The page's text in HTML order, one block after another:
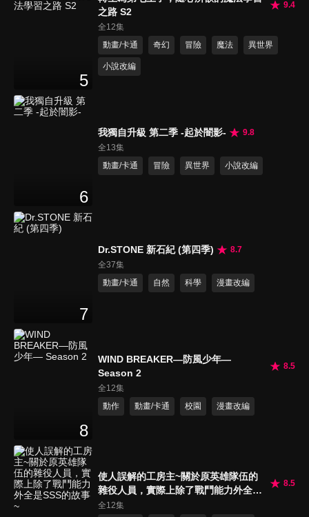
5
之路 S2
9.4
全12集
動畫/卡通
奇幻 冒險 魔法 異世界
小說改編
6
我獨自升級 第二季 -起於闇影-
9.8
全13集
動畫/卡通
冒險 異世界 小說改編
7
Dr.STONE 新石紀 (第四季)
8.7
全37集
動畫/卡通
自然 科學 漫畫改編
8
WIND BREAKER—防風少年—
Season 2
8.5
全12集
動作
動畫/卡通 校園 漫畫改編
使人誤解的工房主~關於原英雄隊伍的
雜役人員，實際上除了戰鬥能力外全是
SSS的故事~
8.5
全12集